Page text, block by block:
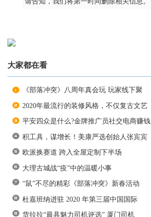
大家都在看
《部落冲突》八周年真会玩 玩家线下聚
2020年最流行的装修风格，不仅复古文艺
平安四众是什么?金牌推广员社交电商赚钱
积工具，谋增长！美康严选创始人张宾宾
欧派换赛道 跨入全屋定制下半场
大理古城战“疫”中的温暖小事
“鼠”不尽的精彩《部落冲突》新春活动
杜嘉班纳进驻 2020 年第三届中国国际
货拉拉“最具魅力司机评选” 厦门司机